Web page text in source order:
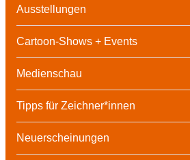
Ausstellungen
Cartoon-Shows + Events
Medienschau
Tipps für Zeichner*innen
Neuerscheinungen